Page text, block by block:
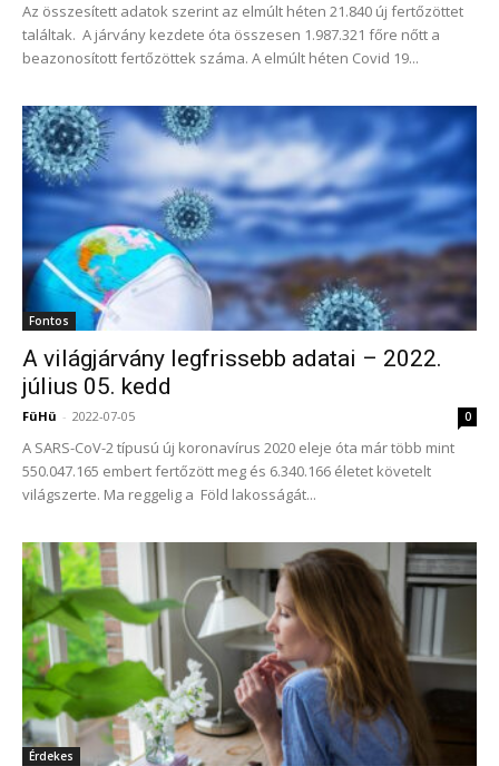
Az összesített adatok szerint az elmúlt héten 21.840 új fertőzöttet
találtak. A járvány kezdete óta összesen 1.987.321 főre nőtt a
beazonosított fertőzöttek száma. A elmúlt héten Covid 19...
Fontos
A világjárvány legfrissebb adatai – 2022.
július 05. kedd
FüHü - 2022-07-05 0
A SARS-CoV-2 típusú új koronavírus 2020 eleje óta már több mint
550.047.165 embert fertőzött meg és 6.340.166 életet követelt
világszerte. Ma reggelig a Föld lakosságát...
Érdekes